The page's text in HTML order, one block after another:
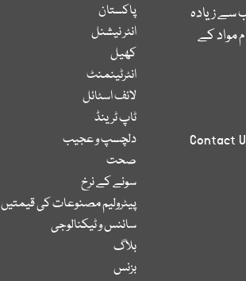
سے زیادہ
مواد کے
Contact
پاکستان
انٹر نیشنل
کھیل
انٹرٹینمنٹ
لائف اسٹائل
ٹاپ ٹرینڈ
دلچسپ و عجیب
صحت
سونے کے نرخ
پیٹرولیم مصنوعات کی قیمتیں
سائنس و ٹیکنالوجی
بلاگ
بزنس